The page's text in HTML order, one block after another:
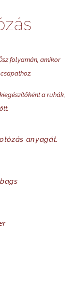
folyamán, amikor
a ruhák,
anyagát.